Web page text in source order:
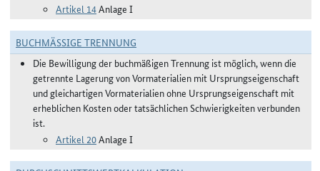
Artikel 14Anlage I
BUCHMÄSSIGE TRENNUNG
Die Bewilligung der buchmäßigen Trennung ist möglich, wenn die
getrennte Lagerung von Vormaterialien mit Ursprungseigenschaft
und gleichartigen Vormaterialien ohne Ursprungseigenschaft mit
erheblichen Kosten oder tatsächlichen Schwierigkeiten verbunden
ist.
Artikel 20Anlage I